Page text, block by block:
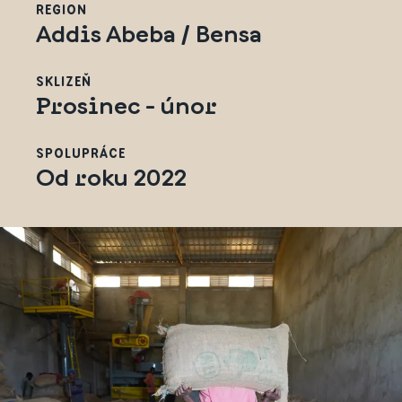
REGION
Addis Abeba / Bensa
SKLIZEŇ
Prosinec - únor
SPOLUPRÁCE
Od roku 2022